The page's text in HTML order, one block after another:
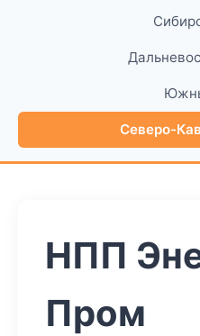
Северо-
НПП
Пром